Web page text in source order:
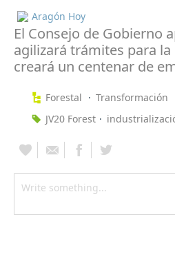
Aragón Hoy
El Consejo de Gobierno
agilizará trámites para
creará un centenar de
Forestal
Transformación
JV20 Forest